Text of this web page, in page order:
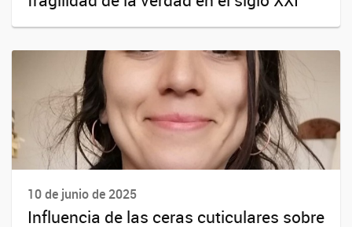
10 de junio de 2025
Influencia de las ceras cuticulares sobre